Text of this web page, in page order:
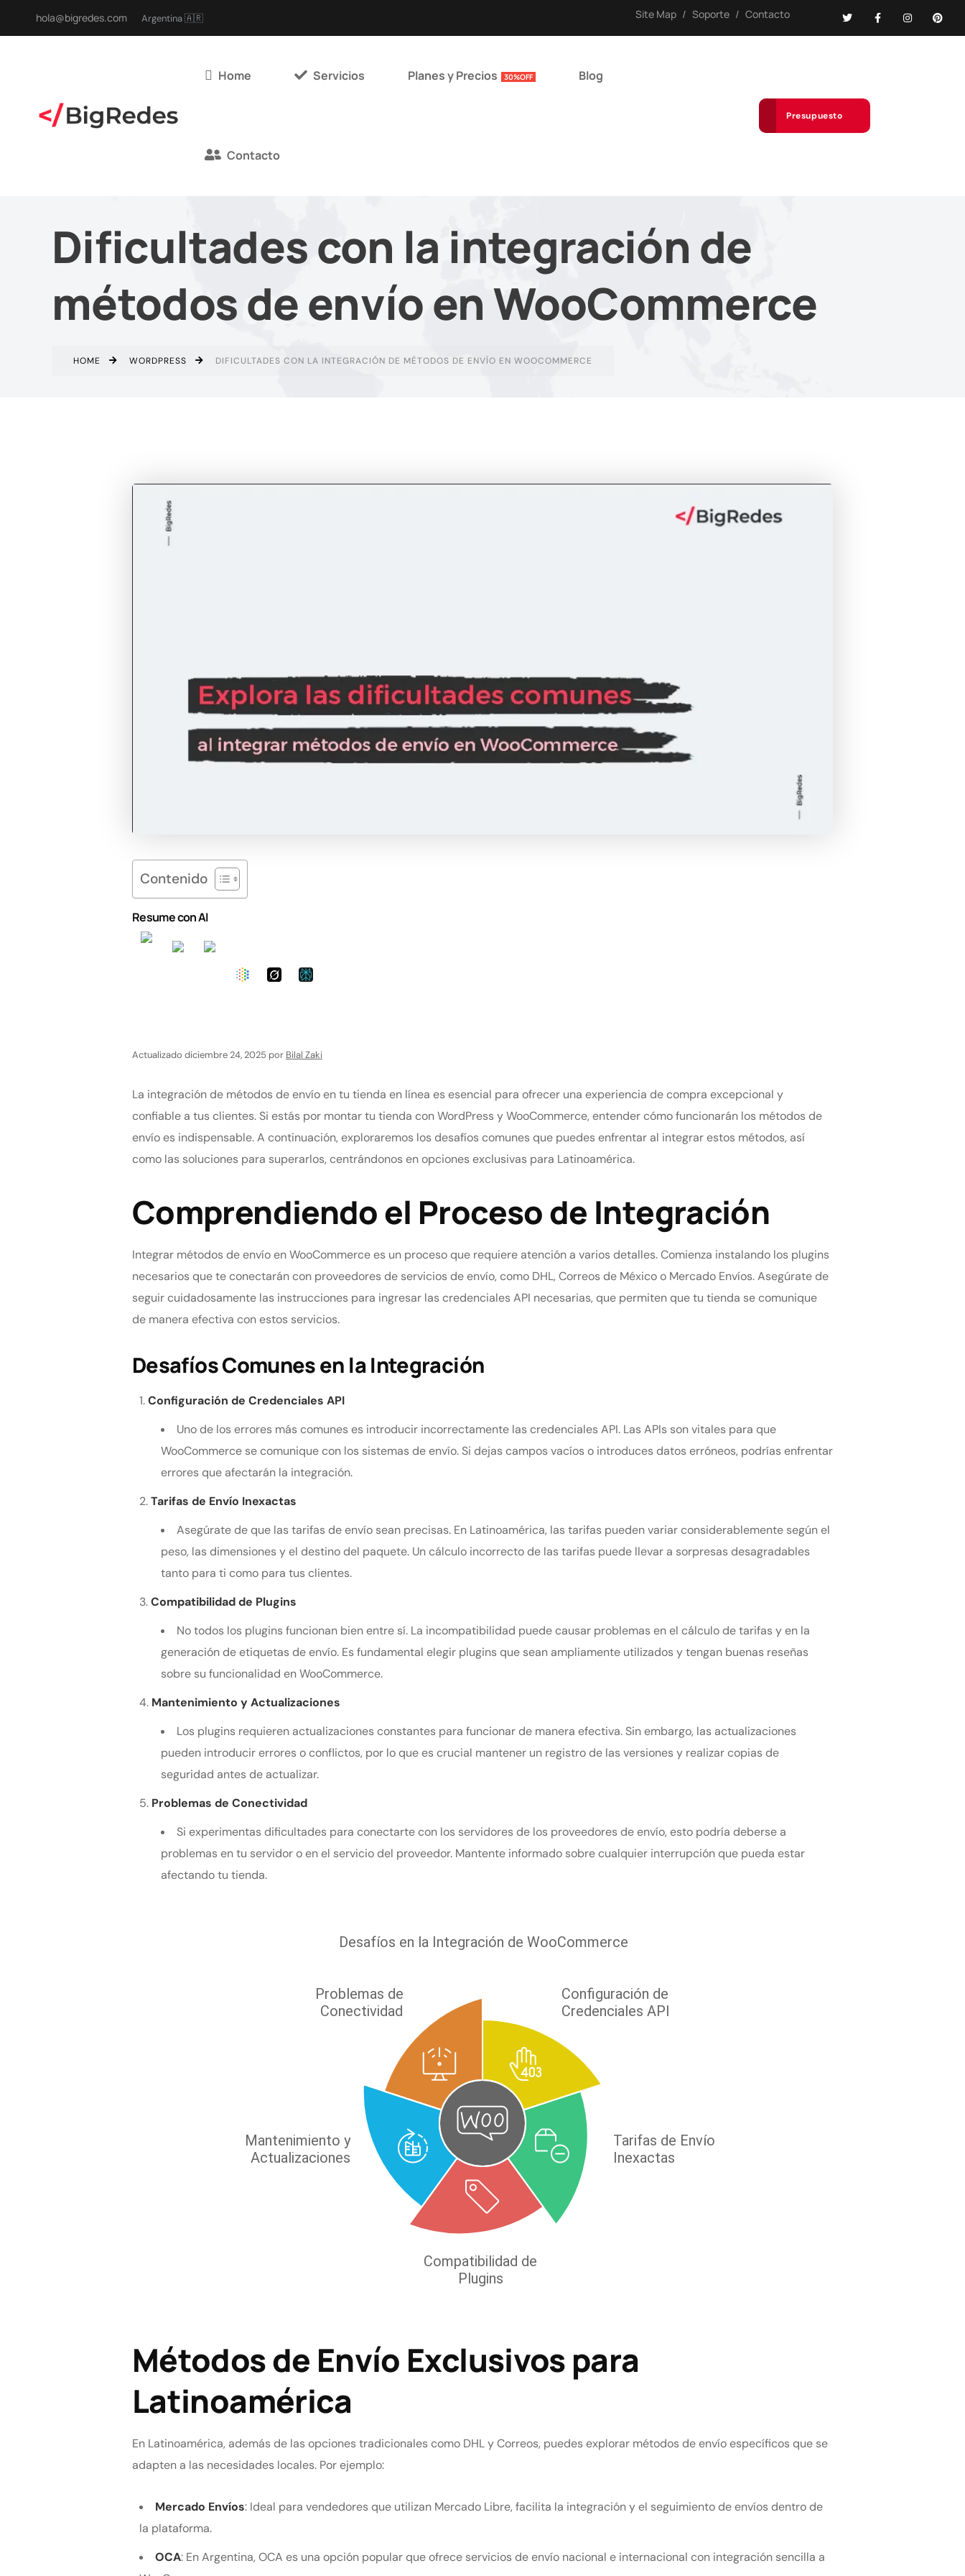
hola@bigredes.com Argentina 🇦🇷 Site Map / Soporte / Contacto
Home Servicios Planes y Precios 30%OFF Blog
Contacto
Presupuesto
Dificultades con la integración de
métodos de envío en WooCommerce
HOME WORDPRESS DIFICULTADES CON LA INTEGRACIÓN DE MÉTODOS DE ENVÍO EN WOOCOMMERCE
Contenido
Resume con AI
Actualizado diciembre 24, 2025 por Bilal Zaki
La integración de métodos de envío en tu tienda en línea es esencial para ofrecer una experiencia de compra excepcional y
confiable a tus clientes. Si estás por montar tu tienda con WordPress y WooCommerce, entender cómo funcionarán los métodos de
envío es indispensable. A continuación, exploraremos los desafíos comunes que puedes enfrentar al integrar estos métodos, así
como las soluciones para superarlos, centrándonos en opciones exclusivas para Latinoamérica.
Comprendiendo el Proceso de Integración
Integrar métodos de envío en WooCommerce es un proceso que requiere atención a varios detalles. Comienza instalando los plugins
necesarios que te conectarán con proveedores de servicios de envío, como DHL, Correos de México o Mercado Envíos. Asegúrate de
seguir cuidadosamente las instrucciones para ingresar las credenciales API necesarias, que permiten que tu tienda se comunique
de manera efectiva con estos servicios.
Desafíos Comunes en la Integración
Configuración de Credenciales API
Uno de los errores más comunes es introducir incorrectamente las credenciales API. Las APIs son vitales para que
WooCommerce se comunique con los sistemas de envío. Si dejas campos vacíos o introduces datos erróneos, podrías enfrentar
errores que afectarán la integración.
Tarifas de Envío Inexactas
Asegúrate de que las tarifas de envío sean precisas. En Latinoamérica, las tarifas pueden variar considerablemente según el
peso, las dimensiones y el destino del paquete. Un cálculo incorrecto de las tarifas puede llevar a sorpresas desagradables
tanto para ti como para tus clientes.
Compatibilidad de Plugins
No todos los plugins funcionan bien entre sí. La incompatibilidad puede causar problemas en el cálculo de tarifas y en la
generación de etiquetas de envío. Es fundamental elegir plugins que sean ampliamente utilizados y tengan buenas reseñas
sobre su funcionalidad en WooCommerce.
Mantenimiento y Actualizaciones
Los plugins requieren actualizaciones constantes para funcionar de manera efectiva. Sin embargo, las actualizaciones
pueden introducir errores o conflictos, por lo que es crucial mantener un registro de las versiones y realizar copias de
seguridad antes de actualizar.
Problemas de Conectividad
Si experimentas dificultades para conectarte con los servidores de los proveedores de envío, esto podría deberse a
problemas en tu servidor o en el servicio del proveedor. Mantente informado sobre cualquier interrupción que pueda estar
afectando tu tienda.
Métodos de Envío Exclusivos para
Latinoamérica
En Latinoamérica, además de las opciones tradicionales como DHL y Correos, puedes explorar métodos de envío específicos que se
adapten a las necesidades locales. Por ejemplo:
Mercado Envíos: Ideal para vendedores que utilizan Mercado Libre, facilita la integración y el seguimiento de envíos dentro de
la plataforma.
OCA: En Argentina, OCA es una opción popular que ofrece servicios de envío nacional e internacional con integración sencilla a